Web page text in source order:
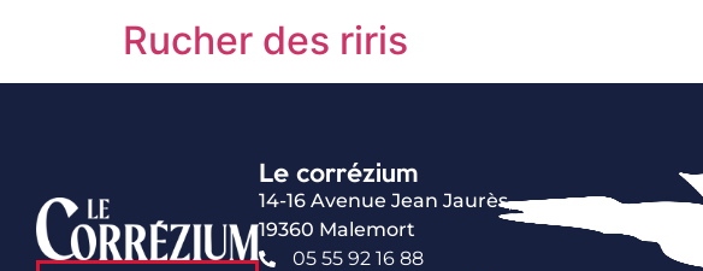
Rucher des riris
Le corrézium
14-16 Avenue Jean Jaurès,
19360 Malemort
05 55 92 16 88